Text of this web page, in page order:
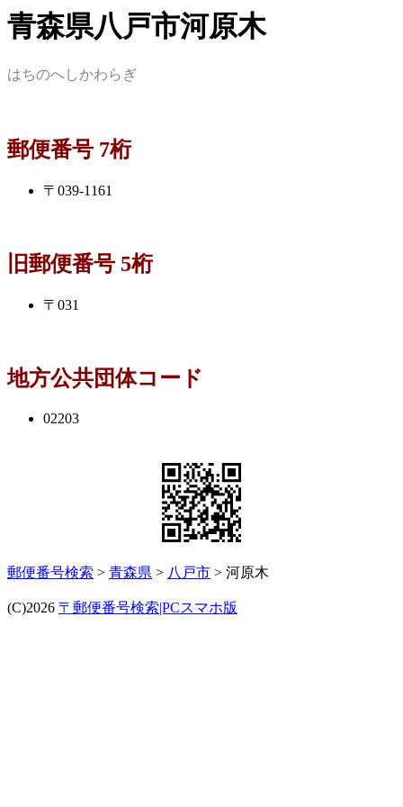
青森県八戸市河原木
はちのへしかわらぎ
郵便番号 7桁
〒039-1161
旧郵便番号 5桁
〒031
地方公共団体コード
02203
郵便番号検索 > 青森県 > 八戸市 > 河原木
(C)2026 〒郵便番号検索|PCスマホ版